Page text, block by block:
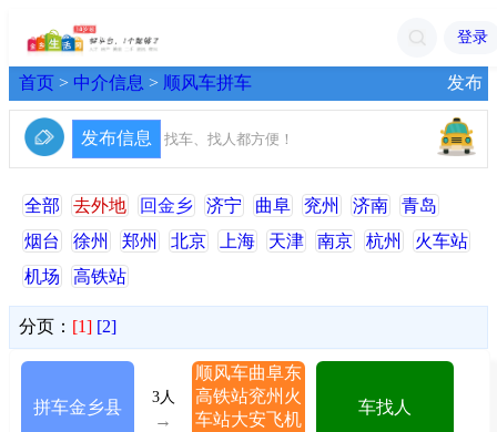
登录
首页 > 中介信息 > 顺风车拼车 发布
找车、找人都方便！
全部 去外地 回金乡 济宁 曲阜 兖州 济南
青岛
烟台
徐州 郑州 北京 上海 天津 南京 杭州
火车站
机场
高铁站
分页： [1] [2]
拼车金乡县
3人
→
顺风车曲阜东
高铁站兖州火
车站大安飞机
车找人